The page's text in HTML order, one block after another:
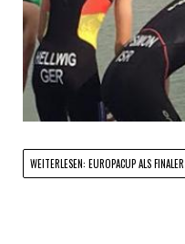
WEITERLESEN: EUROPACUP ALS